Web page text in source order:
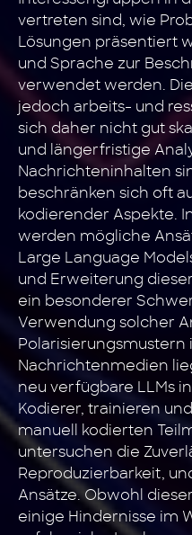
vertreten sind, wie
Lösungen präsentiert
und Sprache zur
verwendet werden.
jedoch arbeits- und
sich daher nicht gut
und längerfristige
Nachrichteninhalten
beschränken sich oft
kodierender Aspekte.
werden mögliche
Large Language
und Erweiterung
ein besonderer
Verwendung solcher
Polarisierungsmustern
Nachrichtenmedien
neu verfügbare LLMs
Kodierer, trainieren
manuell kodierten
untersuchen die
Reproduzierbarkeit,
Ansätze. Obwohl
einige Hindernisse im